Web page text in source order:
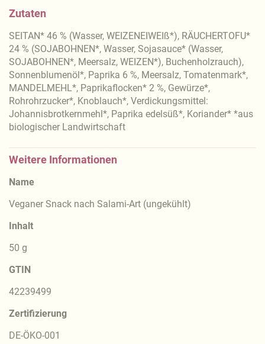
Zutaten
SEITAN* 46 % (Wasser, WEIZENEIWEIß*), RÄUCHERTOFU*
24 % (SOJABOHNEN*, Wasser, Sojasauce* (Wasser,
SOJABOHNEN*, Meersalz, WEIZEN*), Buchenholzrauch),
Sonnenblumenöl*, Paprika 6 %, Meersalz, Tomatenmark*,
MANDELMEHL*, Paprikaflocken* 2 %, Gewürze*,
Rohrohrzucker*, Knoblauch*, Verdickungsmittel:
Johannisbrotkernmehl*, Paprika edelsüß*, Koriander* *aus
biologischer Landwirtschaft
Weitere Informationen
Name
Veganer Snack nach Salami-Art (ungekühlt)
Inhalt
50 g
GTIN
42239499
Zertifizierung
DE-ÖKO-001